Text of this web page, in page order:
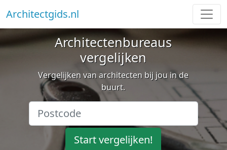
Architectgids.nl
Architectenbureaus
vergelijken
Vergelijken van architecten bij jou in de
buurt.
Start vergelijken!